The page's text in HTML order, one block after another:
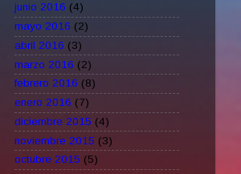
junio 2016 (4)
mayo 2016 (2)
abril 2016 (3)
marzo 2016 (2)
febrero 2016 (8)
enero 2016 (7)
diciembre 2015 (4)
noviembre 2015 (3)
octubre 2015 (5)